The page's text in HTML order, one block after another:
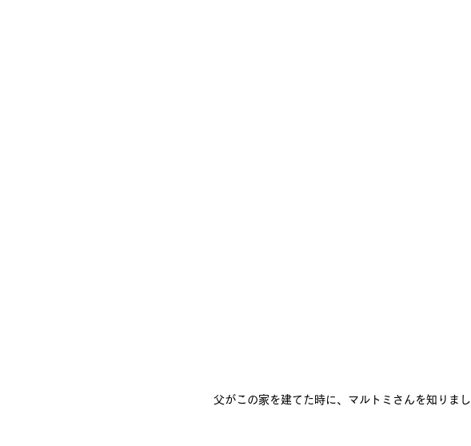
父がこの家を建てた時に、マルトミさんを知りま